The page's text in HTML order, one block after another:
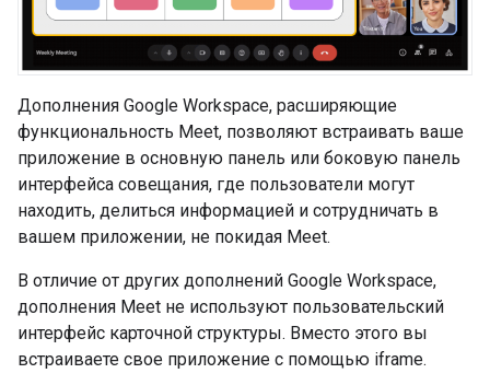
Дополнения Google Workspace, расширяющие
функциональность Meet, позволяют встраивать ваше
приложение в основную панель или боковую панель
интерфейса совещания, где пользователи могут
находить, делиться информацией и сотрудничать в
вашем приложении, не покидая Meet.
В отличие от других дополнений Google Workspace,
дополнения Meet не используют пользовательский
интерфейс карточной структуры. Вместо этого вы
встраиваете свое приложение с помощью iframe.